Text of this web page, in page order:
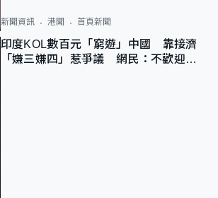
新聞資訊 港聞 首頁新聞
印度KOL數百元「窮遊」中國 靠接濟
「嫌三嫌四」惹爭議 網民：不歡迎劣